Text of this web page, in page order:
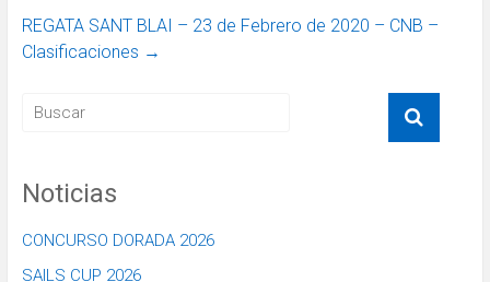
REGATA SANT BLAI – 23 de Febrero de 2020 – CNB –
Clasificaciones →
Noticias
CONCURSO DORADA 2026
SAILS CUP 2026